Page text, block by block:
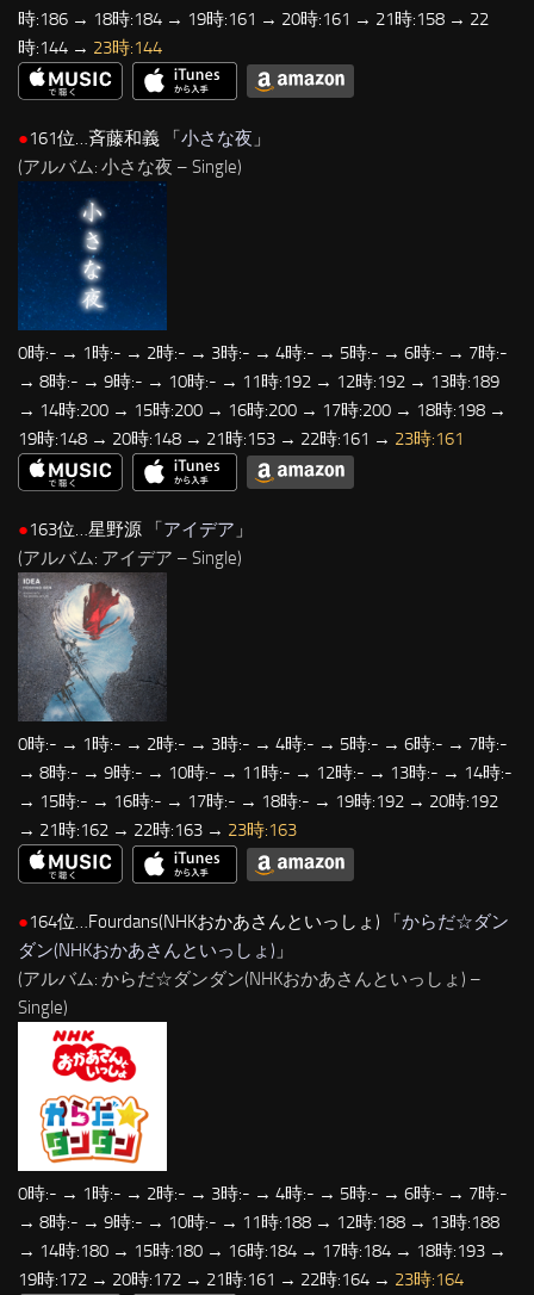
時:186 → 18時:184 → 19時:161 → 20時:161 → 21時:158 → 22
時:144 → 23時:144
●161位…斉藤和義 「小さな夜 」
(アルバム: 小さな夜 – Single)
0時:- → 1時:- → 2時:- → 3時:- → 4時:- → 5時:- → 6時:- → 7時:-
→ 8時:- → 9時:- → 10時:- → 11時:192 → 12時:192 → 13時:189
→ 14時:200 → 15時:200 → 16時:200 → 17時:200 → 18時:198 →
19時:148 → 20時:148 → 21時:153 → 22時:161 → 23時:161
●163位…星野源 「 アイデア 」
(アルバム: アイデア – Single)
0時:- → 1時:- → 2時:- → 3時:- → 4時:- → 5時:- → 6時:- → 7時:-
→ 8時:- → 9時:- → 10時:- → 11時:- → 12時:- → 13時:- → 14時:-
→ 15時:- → 16時:- → 17時:- → 18時:- → 19時:192 → 20時:192
→ 21時:162 → 22時:163 → 23時:163
●164位…Fourdans(NHKおかあさんといっしょ) 「からだ☆ダン
ダン(NHKおかあさんといっしょ) 」
(アルバム: からだ☆ダンダン(NHKおかあさんといっしょ) –
Single)
0時:- → 1時:- → 2時:- → 3時:- → 4時:- → 5時:- → 6時:- → 7時:-
→ 8時:- → 9時:- → 10時:- → 11時:188 → 12時:188 → 13時:188
→ 14時:180 → 15時:180 → 16時:184 → 17時:184 → 18時:193 →
19時:172 → 20時:172 → 21時:161 → 22時:164 → 23時:164